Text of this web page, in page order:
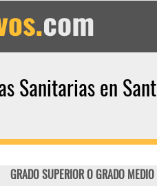
Sanitarias en
GRADO SUPERIOR O GRADO MEDIO